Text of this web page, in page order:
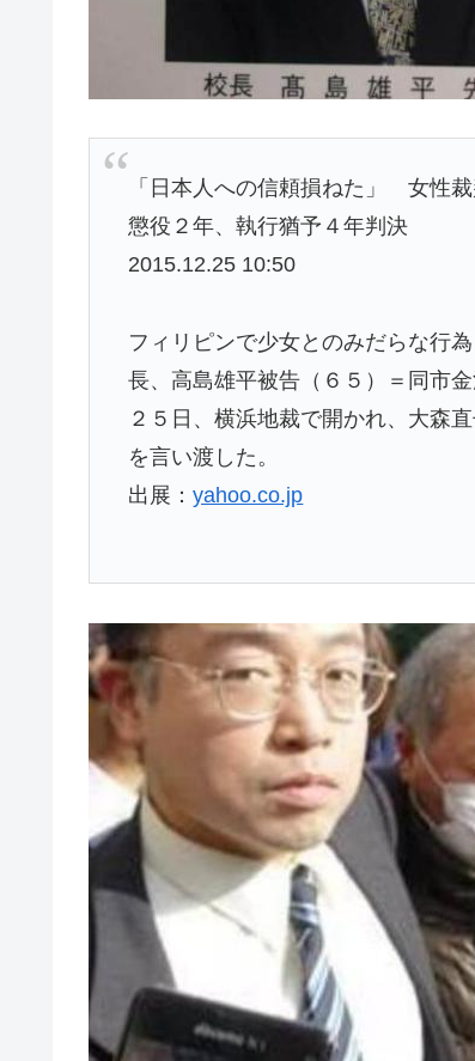
「日本人への信頼損ねた」 女性
懲役２年、執行猶予４年判決
2015.12.25 10:50
フィリピンで少女とのみだらな行
長、高島雄平被告（６５）＝同市
２５日、横浜地裁で開かれ、大森
を言い渡した。
出展：yahoo.co.jp